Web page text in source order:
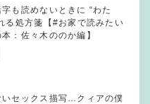
も読めないときに “わた
る処方箋【#お家で読みたい
：佐々木ののか編】
いセックス描写…クィアの僕